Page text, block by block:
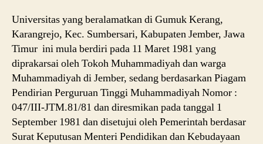
Universitas yang beralamatkan di Gumuk Kerang,
Karangrejo, Kec. Sumbersari, Kabupaten Jember, Jawa
Timur ini mula berdiri pada 11 Maret 1981 yang
diprakarsai oleh Tokoh Muhammadiyah dan warga
Muhammadiyah di Jember, sedang berdasarkan Piagam
Pendirian Perguruan Tinggi Muhammadiyah Nomor :
047/III-JTM.81/81 dan diresmikan pada tanggal 1
September 1981 dan disetujui oleh Pemerintah berdasar
Surat Keputusan Menteri Pendidikan dan Kebudayaan